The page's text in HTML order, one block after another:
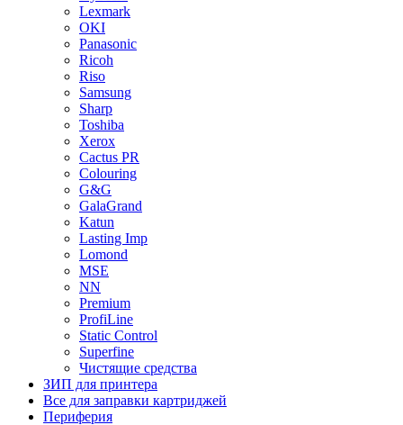
Lexmark
OKI
Panasonic
Ricoh
Riso
Samsung
Sharp
Toshiba
Xerox
Cactus PR
Colouring
G&G
GalaGrand
Katun
Lasting Imp
Lomond
MSE
NN
Premium
ProfiLine
Static Control
Superfine
Чистящие средства
ЗИП для принтера
Все для заправки картриджей
Периферия